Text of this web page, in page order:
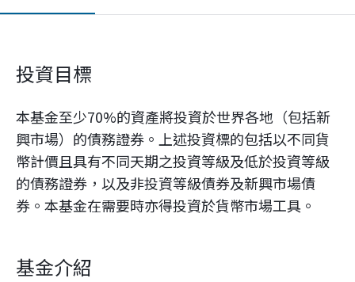
投資目標
本基金至少70%的資產將投資於世界各地（包括新
興市場）的債務證券。上述投資標的包括以不同貨
幣計價且具有不同天期之投資等級及低於投資等級
的債務證券，以及非投資等級債券及新興市場債
券。本基金在需要時亦得投資於貨幣市場工具。
基金介紹